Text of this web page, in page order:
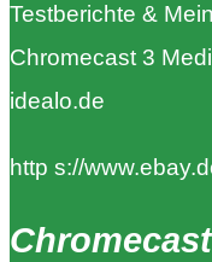
Testberichte &
Chromecast 3
idealo.de
http s://